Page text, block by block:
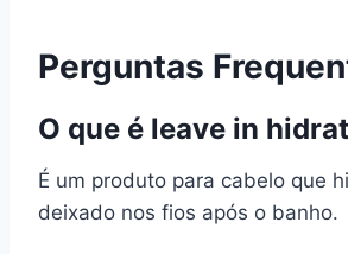
Perguntas
O que é leave in
É um produto para cabelo que
deixado nos fios após o banho.